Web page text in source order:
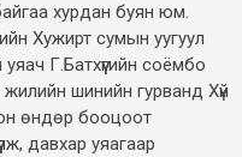
хурдан буян юм.
Хужирт сумын уугуул
Г.Батхүүгийн соёмбо
шинийн гурванд Хүй
өндөр бооцоот
давхар уяагаар